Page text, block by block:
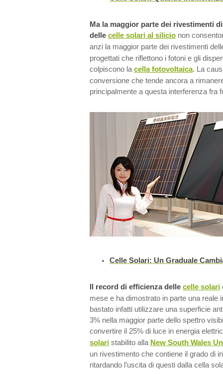
Ma la maggior parte dei rivestimenti
delle celle solari al silicio non
anzi la maggior parte dei rivestimenti
progettati che riflettono i fotoni e gli
colpiscono la cella fotovoltaica. La
conversione che tende ancora a
principalmente a questa interferenza fra
Celle Solari: Un Graduale
Il record di efficienza delle celle solari
mese e ha dimostrato in parte una reale
bastato infatti utilizzare una superficie
3% nella maggior parte dello spettro
convertire il 25% di luce in energia
solari stabilito alla New South Wales
un rivestimento che contiene il grado di
ritardando l’uscita di questi dalla cella